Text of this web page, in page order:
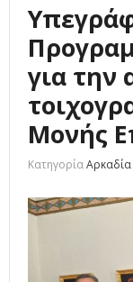
για την
Μονής
ΚατηγορίαΑρκαδία